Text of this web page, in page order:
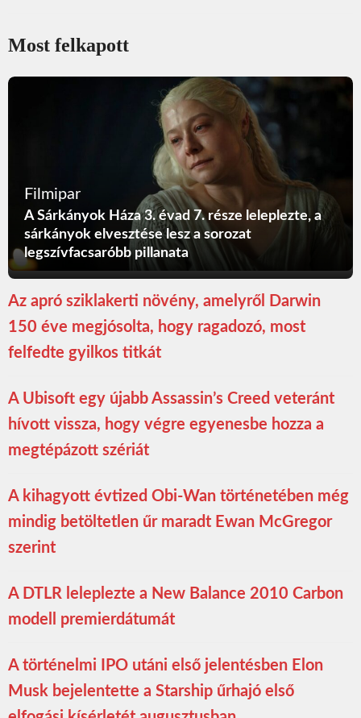
Most felkapott
Filmipar
A Sárkányok Háza 3. évad 7. része leleplezte, a
sárkányok elvesztése lesz a sorozat
legszívfacsaróbb pillanata
Az apró sziklakerti növény, amelyről Darwin
150 éve megjósolta, hogy ragadozó, most
felfedte gyilkos titkát
A Ubisoft egy újabb Assassin’s Creed veteránt
hívott vissza, hogy végre egyenesbe hozza a
megtépázott szériát
A kihagyott évtized Obi-Wan történetében még
mindig betöltetlen űr maradt Ewan McGregor
szerint
A DTLR leleplezte a New Balance 2010 Carbon
modell premierdátumát
A történelmi IPO utáni első jelentésben Elon
Musk bejelentette a Starship űrhajó első